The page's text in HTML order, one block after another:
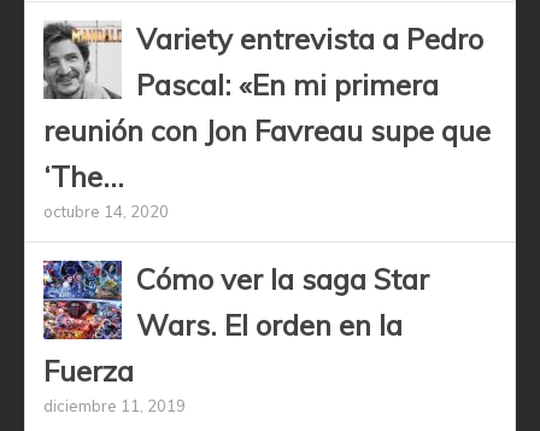
Variety entrevista a Pedro
Pascal: «En mi primera
reunión con Jon Favreau supe que
‘The...
octubre 14, 2020
Cómo ver la saga Star
Wars. El orden en la
Fuerza
diciembre 11, 2019